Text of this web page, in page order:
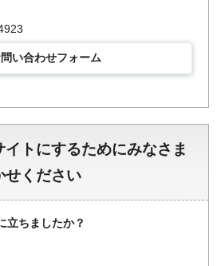
い合わせフォーム
トにするためにみなさま
せください
立ちましたか？